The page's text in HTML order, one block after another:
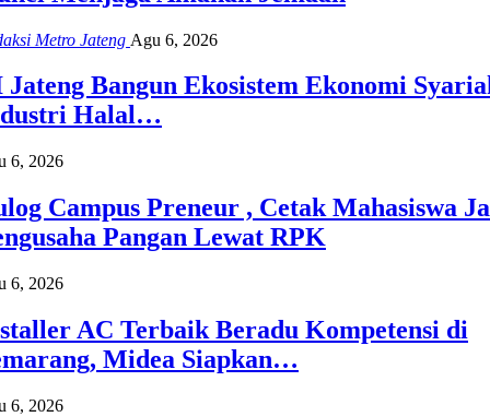
Metro Jateng Agu 6, 2026
Jateng Bangun Ekosistem Ekonomi
Halal…
6, 2026
Campus Preneur , Cetak Mahasiswa
Pangan Lewat RPK
6, 2026
AC Terbaik Beradu Kompetensi di
Midea Siapkan…
6, 2026